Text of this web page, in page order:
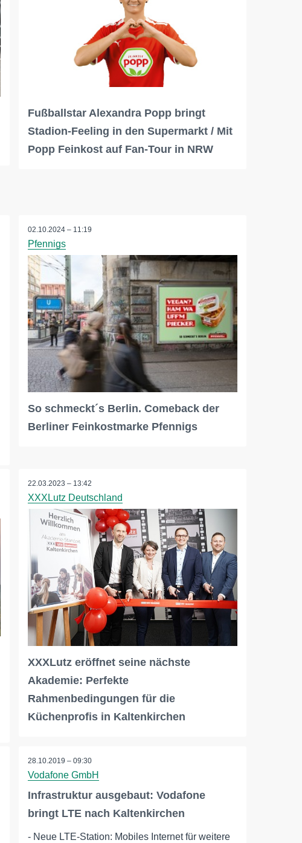
Fußballstar Alexandra Popp bringt
Stadion-Feeling in den Supermarkt / Mit
Popp Feinkost auf Fan-Tour in NRW
02.10.2024 – 11:19
Pfennigs
So schmeckt´s Berlin. Comeback der
Berliner Feinkostmarke Pfennigs
22.03.2023 – 13:42
XXXLutz Deutschland
XXXLutz eröffnet seine nächste
Akademie: Perfekte
Rahmenbedingungen für die
Küchenprofis in Kaltenkirchen
28.10.2019 – 09:30
Vodafone GmbH
Infrastruktur ausgebaut: Vodafone
bringt LTE nach Kaltenkirchen
- Neue LTE-Station: Mobiles Internet für weitere